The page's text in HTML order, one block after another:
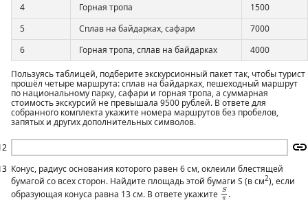
4 Горная тропа
1500
5
Сплав на байдарках, сафари
7000
6
Горная тропа, сплав на байдарках 4000
Пользуясь таблицей, подберите экскурсионный пакет так, чтобы турист
прошёл четыре маршрута: сплав на байдарках, пешеходный маршрут
по национальному парку, сафари и горная тропа, а суммарная
стоимость экскурсий не превышала 9500 рублей. В ответе для
собранного комплекта укажите номера маршрутов без пробелов,
запятых и других дополнительных символов.
Конус, радиус основания которого равен 6 см, оклеили блестящей
бумагой со всех сторон. Найдите площадь этой бумаги S (в см2), если
образующая конуса равна 13 см. В ответе укажите
S
π
Sπ
.